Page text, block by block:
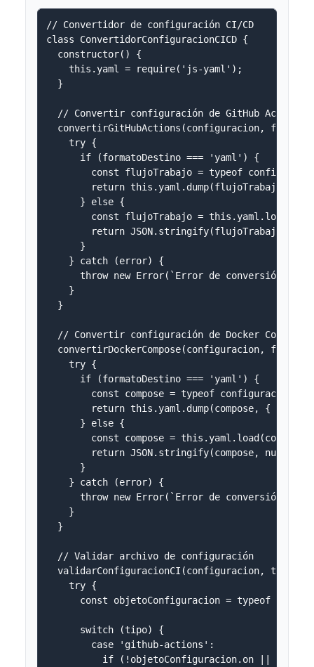
// Convertidor de configuración CI/CD
class ConvertidorConfiguracionCICD {
  constructor() {
    this.yaml = require('js-yaml');
  }
  // Convertir configuración de GitHub Actions
convertirGitHubActions(configuracion,
    try {
      if (formatoDestino === 'yaml') {
const flujoTrabajo = typeof
return this.yaml.dump(flujoTrabajo, {
      } else {
const flujoTrabajo =
return JSON.stringify(flujoTrabajo,
      }
    } catch (error) {
throw new Error(`Error de conversión de
    }
  }
  // Convertir configuración de Docker Compose
convertirDockerCompose(configuracion,
    try {
      if (formatoDestino === 'yaml') {
const compose = typeof configuracion
return this.yaml.dump(compose, {
      } else {
const compose =
return JSON.stringify(compose, null,
      }
    } catch (error) {
throw new Error(`Error de conversión de
    }
  }
  // Validar archivo de configuración
  validarConfiguracionCI(configuracion, tipo) {
    try {
const objetoConfiguracion = typeof
      switch (tipo) {
        case 'github-actions':
if (!objetoConfiguracion.on ||